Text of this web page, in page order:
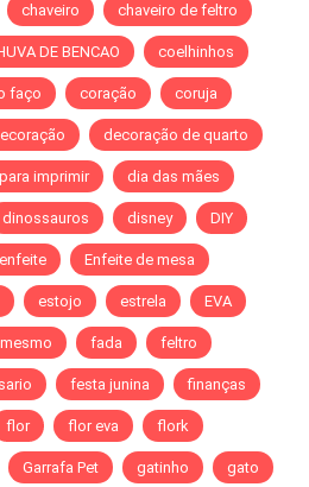
chaveiro chaveiro de feltro
DE BENCAO coelhinhos
faço coração coruja
decoração de quarto
imprimir dia das mães
dinossauros disney DIY
enfeite Enfeite de mesa
estojo estrela EVA
fada feltro
festa junina finanças
flor flor eva flork
Garrafa Pet gatinho gato